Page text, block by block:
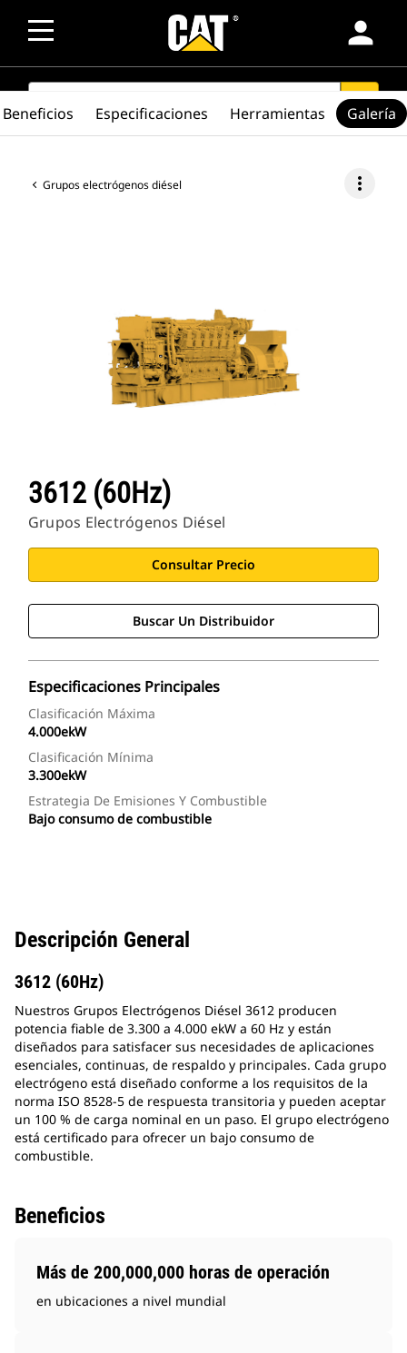
person
SEARCH search
Grupos electrógenos diésel more_vert
3612 (60Hz)
Grupos Electrógenos Diésel
Consultar Precio
Buscar Un Distribuidor
Especificaciones Principales
Clasificación Máxima
4.000ekW
Clasificación Mínima
3.300ekW
Estrategia De Emisiones Y Combustible
Bajo consumo de combustible
Beneficios Especificaciones Herramientas Galería
Descripción General
3612 (60Hz)
Nuestros Grupos Electrógenos Diésel 3612 producen
potencia fiable de 3.300 a 4.000 ekW a 60 Hz y están
diseñados para satisfacer sus necesidades de aplicaciones
esenciales, continuas, de respaldo y principales. Cada grupo
electrógeno está diseñado conforme a los requisitos de la
norma ISO 8528-5 de respuesta transitoria y pueden aceptar
un 100 % de carga nominal en un paso. El grupo electrógeno
está certificado para ofrecer un bajo consumo de
combustible.
Beneficios
Más de 200,000,000 horas de operación
en ubicaciones a nivel mundial